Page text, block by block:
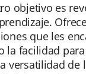
objetivo es
que les
la facilidad
versatilidad de